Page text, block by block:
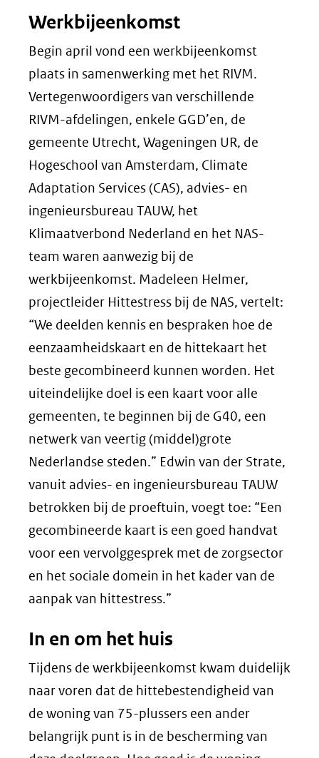
website)
Werkbijeenkomst
Begin april vond een werkbijeenkomst
plaats in samenwerking met het RIVM.
Vertegenwoordigers van verschillende
RIVM-afdelingen, enkele GGD’en, de
gemeente Utrecht, Wageningen UR, de
Hogeschool van Amsterdam, Climate
Adaptation Services (CAS), advies- en
ingenieursbureau TAUW, het
Klimaatverbond Nederland en het NAS-
team waren aanwezig bij de
werkbijeenkomst. Madeleen Helmer,
projectleider Hittestress bij de NAS, vertelt:
“We deelden kennis en bespraken hoe de
eenzaamheidskaart en de hittekaart het
beste gecombineerd kunnen worden. Het
uiteindelijke doel is een kaart voor alle
gemeenten, te beginnen bij de G40, een
netwerk van veertig (middel)grote
Nederlandse steden.” Edwin van der Strate,
vanuit advies- en ingenieursbureau TAUW
betrokken bij de proeftuin, voegt toe: “Een
gecombineerde kaart is een goed handvat
voor een vervolggesprek met de zorgsector
en het sociale domein in het kader van de
aanpak van hittestress.”
In en om het huis
Tijdens de werkbijeenkomst kwam duidelijk
naar voren dat de hittebestendigheid van
de woning van 75-plussers een ander
belangrijk punt is in de bescherming van